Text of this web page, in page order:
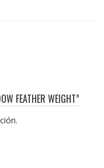
FEATHER WEIGHT”